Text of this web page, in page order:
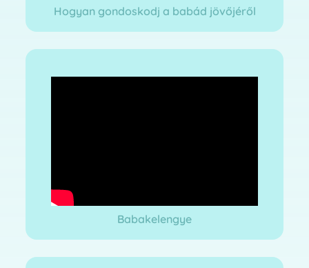
Hogyan gondoskodj a babád jövőjéről
Babakelengye